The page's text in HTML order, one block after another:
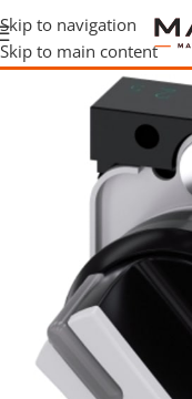
Skip to navigation
Skip to main content
/Matériel industriel/